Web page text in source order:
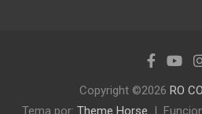
Copyright ©2026 RO